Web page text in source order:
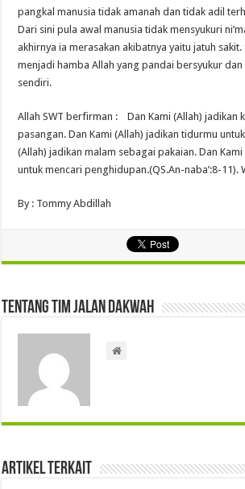
pangkal manusia tidak amanah dan tidak adil
Dari sini pula awal manusia tidak mensyukuri
akhirnya ia merasakan akibatnya yaitu jatuh
menjadi hamba Allah yang pandai bersyukur
sendiri.
Allah SWT berfirman : Dan Kami (Allah) jadikan
pasangan. Dan Kami (Allah) jadikan tidurmu
(Allah) jadikan malam sebagai pakaian. Dan
untuk mencari penghidupan.(QS.An-naba’:8-11).
By : Tommy Abdillah
Tentang Tim Jalan Dakwah
Artikel Terkait